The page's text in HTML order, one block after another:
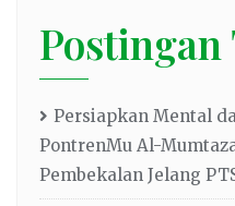
Postingan
Persiapkan Mental
PontrenMu Al-
Pembekalan Jelang